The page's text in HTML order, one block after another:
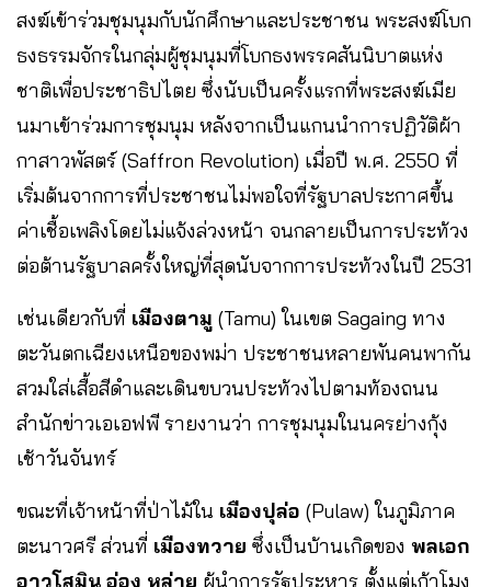
สงฆ์เข้าร่วมชุมนุมกับนักศึกษาและประชาชน พระสงฆ์โบก
ธงธรรมจักรในกลุ่มผู้ชุมนุมที่โบกธงพรรคสันนิบาตแห่ง
ชาติเพื่อประชาธิปไตย ซึ่งนับเป็นครั้งแรกที่พระสงฆ์เมีย
นมาเข้าร่วมการชุมนุม หลังจากเป็นแกนนำการปฏิวัติผ้า
กาสาวพัสตร์ (Saffron Revolution) เมื่อปี พ.ศ. 2550 ที่
เริ่มต้นจากการที่ประชาชนไม่พอใจที่รัฐบาลประกาศขึ้น
ค่าเชื้อเพลิงโดยไม่แจ้งล่วงหน้า จนกลายเป็นการประท้วง
ต่อต้านรัฐบาลครั้งใหญ่ที่สุดนับจากการประท้วงในปี 2531
เช่นเดียวกับที่ เมืองตามู (Tamu) ในเขต Sagaing ทาง
ตะวันตกเฉียงเหนือของพม่า ประชาชนหลายพันคนพากัน
สวมใส่เสื้อสีดำและเดินขบวนประท้วงไปตามท้องถนน
สำนักข่าวเอเอฟพี รายงานว่า การชุมนุมในนครย่างกุ้ง
เช้าวันจันทร์
ขณะที่เจ้าหน้าที่ป่าไม้ใน เมืองปุล่อ (Pulaw) ในภูมิภาค
ตะนาวศรี ส่วนที่ เมืองทวาย ซึ่งเป็นบ้านเกิดของ พลเอก
อาวุโสมิน อ่อง หล่าย ผู้นำการรัฐประหาร ตั้งแต่เก้าโมง